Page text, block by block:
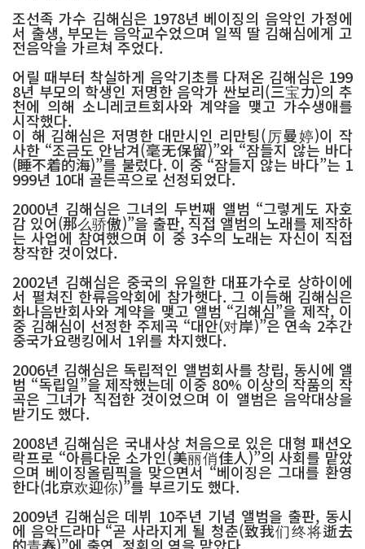
조선족 가수 김해심은 1978년 베이징의 음악인 가정에
서 출생, 부모는 음악교수었으며 일찍 딸 김해심에게 고
전음악을 가르쳐 주었다.
어릴 때부터 착실하게 음악기초를 다져온 김해심은 199
8년 부모의 학생인 저명한 음악가 싼보리(三宝力)의 추
천에 의해 소니레코트회사와 계약을 맺고 가수생애를
시작했다.
이 해 김해심은 저명한 대만시인 리만팅(厉曼婷)이 작
사한 “조금도 안남겨(毫无保留)”와 “잠들지 않는 바다
(睡不着的海)”를 불렀다. 이 중 “잠들지 않는 바다”는 1
999년 10대 골든곡으로 선정되었다.
2000년 김해심은 그녀의 두번째 앨범 “그렇게도 자호
감 있어(那么骄傲)”을 출판, 직접 앨범의 노래를 제작하
는 사업에 참여했으며 이 중 3수의 노래는 자신이 직접
창작한 것이었다.
2002년 김해심은 중국의 유일한 대표가수로 상하이에
서 펼쳐진 한류음악회에 참가햇다. 그 이듬해 김해심은
화나음반회사와 계약을 맺고 앨범 “김해심”을 제작, 이
중 김해심이 선정한 주제곡 “대안(对岸)”은 연속 2주간
중국가요랭킹에서 1위를 차지했다.
2006년 김해심은 독립적인 앨범회사를 창립, 동시에 앨
범 “독립일”을 제작했는데 이중 80% 이상의 작품의 작
곡은 그녀가 직접한 것이었으며 이 앨범은 음악대상을
받기도 했다.
2008년 김해심은 국내사상 처음으로 있은 대형 패션오
락프로 “아름다운 소가인(美丽俏佳人)”의 사회를 맡았
으며 베이징올림픽을 맞으면서 “베이징은 그대를 환영
한다(北京欢迎你)”를 부르기도 했다.
2009년 김해심은 데뷔 10주년 기념 앨범을 출판, 동시
에 음악드라마 “곧 사라지게 될 청춘(致我们终将逝去